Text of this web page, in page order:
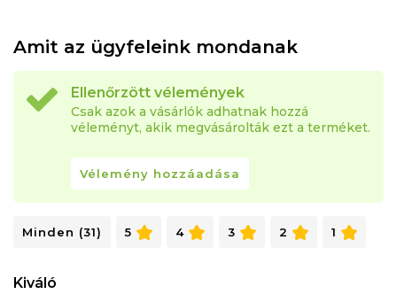
Amit az ügyfeleink mondanak
Ellenőrzött vélemények
Csak azok a vásárlók adhatnak hozzá
véleményt, akik megvásárolták ezt a terméket.
Vélemény hozzáadása
Minden (31) 5 4 3 2 1
Kiváló